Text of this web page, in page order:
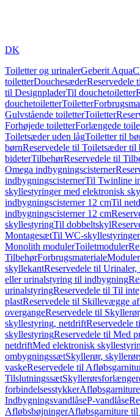
DK
Toiletter og urinalerGeberit
toiletterDouchesæderReservedele
til DesignpladerTil douchetoiletter
douchetoiletterToiletter
Gulvstående toiletterToiletter
Forhøjede toiletterForlængede
Toiletsæder uden lågToiletter til
børnReservedele til Toiletsæder til
bideterTilbehørReservedele til
Omega indbygningscisterner
indbygningscisternerTil Twinline
skyllestyringer med elektronisk
indbygningscisterner 12 cmTil
indbygningscisterner 12 cm
skyllestyringTil dobbeltskyl
MontagesætTil WC-
Monolith modulerToiletmoduler
TilbehørForbrugsmateriale
skyllekantReservedele til
eller urinalstyring til indbygning
urinalstyringReservedele til Til
plastReservedele til Skillevægge
overgangeReservedele til
skyllestyring, netdriftReservedele
skyllestyringReservedele til Med
netdriftMed elektronisk
ombygningssætSkyllerør,
vaskeReservedele til
Tilslutningssæt
forbindelsesstykker
IndbygningsvandlåseP-vandlåse
AfløbsbøjningerAfløbsgarniture til